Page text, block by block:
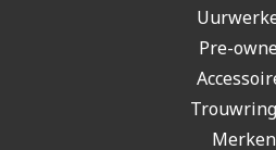
Pre-
Merken